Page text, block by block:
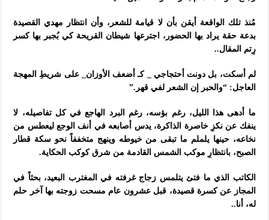
مُنذ تلك الواقعة أيقن بأن لا قيامة للشعر، وأن انتظار مهدي القصيدة
بدعة حقة يراد بها الحضور، اجترعها شيطان القريحة كي بُجبر بها كسر
رِتم المقال..
لم أسكت، بل دونت أحتجاجي _ كـ أضعف الأوزان_ على شريطِ المهجة
العاجل: “والحبر إن الشعر لفي قهر.”
ما أدهى هذا الليل، رغم بؤسه، رغم البرد الهاجع في كل تفاصيله، لا
ينفك عن نكزِ خاصرة الذاكرة، يدس أصابعه في أنف الوجع ليعطس من
نخاعه، حينها يلملم ما تبقى من خيوطه وينهج متخففاً نحو سكة قطار
الصبح، بانتظارِ موكب الشمس القادمة من شرق كوكب الحكاية.
الكاتب الذي ما فتئ يتلمس زجاج غرفته في المغترب البعيد، بحثاً في
المجاز عن كسرة قصيدة، قبل عشرون عام مسحت زوجته بها آخر حلم
له، أنا..